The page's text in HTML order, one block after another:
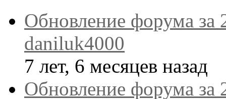
Обновление форума за
daniluk4000
7 лет, 6 месяцев назад
Обновление форума за